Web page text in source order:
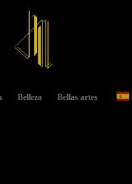
Belleza Bellas artes